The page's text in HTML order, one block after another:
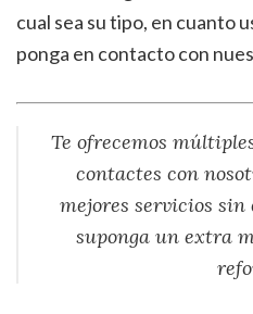
cual sea su tipo, en cuanto
ponga en contacto con
Te ofrecemos
contactes con
mejores servicios sin
suponga un extra